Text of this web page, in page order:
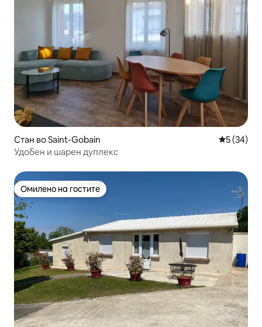
Стан во Saint-Gobain Просечна
5 (34)
Удобен и шарен дуплекс
Омилено на гостите
Омилено на гостите